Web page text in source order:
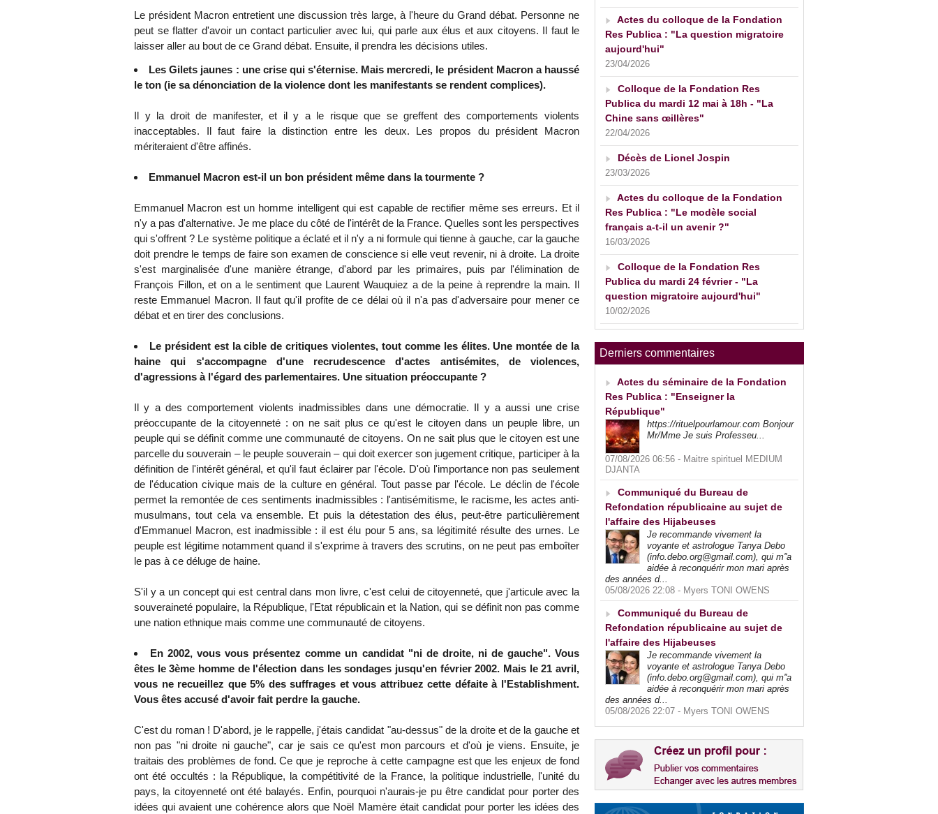
Le président Macron entretient une discussion très large, à l'heure du Grand débat. Personne ne
peut se flatter d'avoir un contact particulier avec lui, qui parle aux élus et aux citoyens. Il faut le
laisser aller au bout de ce Grand débat. Ensuite, il prendra les décisions utiles.
Les Gilets jaunes : une crise qui s'éternise. Mais mercredi, le président Macron a haussé
le ton (ie sa dénonciation de la violence dont les manifestants se rendent complices).
Il y la droit de manifester, et il y a le risque que se greffent des comportements violents
inacceptables. Il faut faire la distinction entre les deux. Les propos du président Macron
mériteraient d'être affinés.
Emmanuel Macron est-il un bon président même dans la tourmente ?
Emmanuel Macron est un homme intelligent qui est capable de rectifier même ses erreurs. Et il
n'y a pas d'alternative. Je me place du côté de l'intérêt de la France. Quelles sont les perspectives
qui s'offrent ? Le système politique a éclaté et il n'y a ni formule qui tienne à gauche, car la gauche
doit prendre le temps de faire son examen de conscience si elle veut revenir, ni à droite. La droite
s'est marginalisée d'une manière étrange, d'abord par les primaires, puis par l'élimination de
François Fillon, et on a le sentiment que Laurent Wauquiez a de la peine à reprendre la main. Il
reste Emmanuel Macron. Il faut qu'il profite de ce délai où il n'a pas d'adversaire pour mener ce
débat et en tirer des conclusions.
Le président est la cible de critiques violentes, tout comme les élites. Une montée de la
haine qui s'accompagne d'une recrudescence d'actes antisémites, de violences,
d'agressions à l'égard des parlementaires. Une situation préoccupante ?
Il y a des comportement violents inadmissibles dans une démocratie. Il y a aussi une crise
préoccupante de la citoyenneté : on ne sait plus ce qu'est le citoyen dans un peuple libre, un
peuple qui se définit comme une communauté de citoyens. On ne sait plus que le citoyen est une
parcelle du souverain – le peuple souverain – qui doit exercer son jugement critique, participer à la
définition de l'intérêt général, et qu'il faut éclairer par l'école. D'où l'importance non pas seulement
de l'éducation civique mais de la culture en général. Tout passe par l'école. Le déclin de l'école
permet la remontée de ces sentiments inadmissibles : l'antisémitisme, le racisme, les actes anti-
musulmans, tout cela va ensemble. Et puis la détestation des élus, peut-être particulièrement
d'Emmanuel Macron, est inadmissible : il est élu pour 5 ans, sa légitimité résulte des urnes. Le
peuple est légitime notamment quand il s'exprime à travers des scrutins, on ne peut pas emboîter
le pas à ce déluge de haine.
S'il y a un concept qui est central dans mon livre, c'est celui de citoyenneté, que j'articule avec la
souveraineté populaire, la République, l'Etat républicain et la Nation, qui se définit non pas comme
une nation ethnique mais comme une communauté de citoyens.
En 2002, vous vous présentez comme un candidat "ni de droite, ni de gauche". Vous
êtes le 3ème homme de l'élection dans les sondages jusqu'en février 2002. Mais le 21 avril,
vous ne recueillez que 5% des suffrages et vous attribuez cette défaite à l'Establishment.
Vous êtes accusé d'avoir fait perdre la gauche.
C'est du roman ! D'abord, je le rappelle, j'étais candidat "au-dessus" de la droite et de la gauche et
non pas "ni droite ni gauche", car je sais ce qu'est mon parcours et d'où je viens. Ensuite, je
traitais des problèmes de fond. Ce que je reproche à cette campagne est que les enjeux de fond
ont été occultés : la République, la compétitivité de la France, la politique industrielle, l'unité du
pays, la citoyenneté ont été balayés. Enfin, pourquoi n'aurais-je pu être candidat pour porter des
idées qui avaient une cohérence alors que Noël Mamère était candidat pour porter les idées des
Actes du colloque de la Fondation
Res Publica : "La question migratoire
aujourd'hui"
23/04/2026
Colloque de la Fondation Res
Publica du mardi 12 mai à 18h - "La
Chine sans œillères"
22/04/2026
Décès de Lionel Jospin
23/03/2026
Actes du colloque de la Fondation
Res Publica : "Le modèle social
français a-t-il un avenir ?"
16/03/2026
Colloque de la Fondation Res
Publica du mardi 24 février - "La
question migratoire aujourd'hui"
10/02/2026
Derniers commentaires
Actes du séminaire de la Fondation
Res Publica : "Enseigner la
République"
https://rituelpourlamour.com Bonjour
Mr/Mme Je suis Professeu...
07/08/2026 06:56 - Maitre spirituel MEDIUM
DJANTA
Communiqué du Bureau de
Refondation républicaine au sujet de
l'affaire des Hijabeuses
Je recommande vivement la
voyante et astrologue Tanya Debo
(info.debo.org@gmail.com), qui m''a
aidée à reconquérir mon mari après
des années d...
05/08/2026 22:08 - Myers TONI OWENS
Communiqué du Bureau de
Refondation républicaine au sujet de
l'affaire des Hijabeuses
Je recommande vivement la
voyante et astrologue Tanya Debo
(info.debo.org@gmail.com), qui m''a
aidée à reconquérir mon mari après
des années d...
05/08/2026 22:07 - Myers TONI OWENS